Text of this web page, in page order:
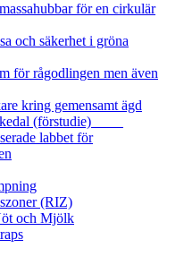
för en cirkulär
och säkerhet i gröna
för rågodlingen men även
kring gemensamt ägd
(förstudie)
labbet för
(RIZ)
och Mjölk